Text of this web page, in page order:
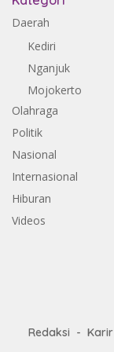
Daerah
Kediri
Nganjuk
Mojokerto
Olahraga
Politik
Nasional
Internasional
Hiburan
Videos
Redaksi Karir